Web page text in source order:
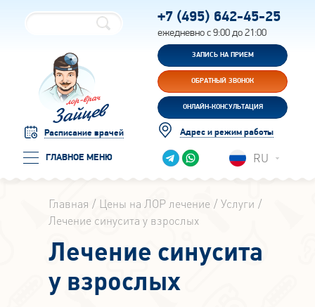
Расписание врачей
ГЛАВНОЕ МЕНЮ
+7 (495) 642-45-25
ежедневно с 9:00 до 21:00
ЗАПИСЬ НА ПРИЕМ
ОБРАТНЫЙ ЗВОНОК
ОНЛАЙН-КОНСУЛЬТАЦИЯ
Адрес и режим работы
RU
Главная Цены на ЛОР лечение
Услуги
Лечение синусита у взрослых
Лечение синусита
у взрослых